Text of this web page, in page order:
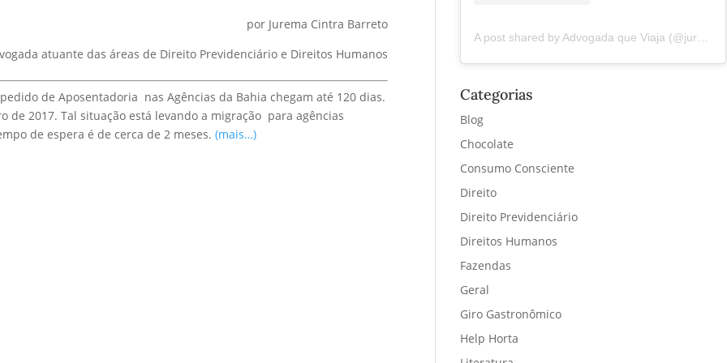
por Jurema Cintra Barreto
atuante das áreas de Direito Previdenciário e Direitos Humanos
de Aposentadoria nas Agências da Bahia chegam até 120 dias.
de 2017. Tal situação está levando a migração para agências
de espera é de cerca de 2 meses.(mais…)
A post shared by Advogada que Viaja (@juremacintra)
Categorias
Blog
Chocolate
Consumo Consciente
Direito
Direito Previdenciário
Direitos Humanos
Fazendas
Geral
Giro Gastronômico
Help Horta